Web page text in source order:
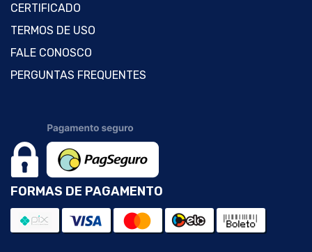
CERTIFICADO
TERMOS DE USO
FALE CONOSCO
PERGUNTAS FREQUENTES
FORMAS DE PAGAMENTO